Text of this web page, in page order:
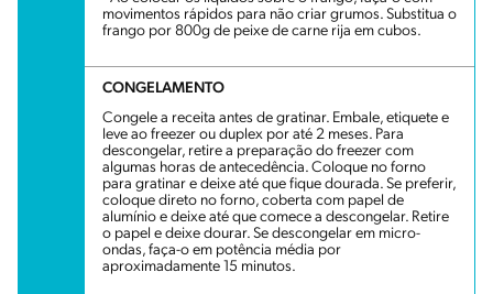
movimentos rápidos para não criar grumos. Substitua o
frango por 800g de peixe de carne rija em cubos.
CONGELAMENTO
Congele a receita antes de gratinar. Embale, etiquete e
leve ao freezer ou duplex por até 2 meses. Para
descongelar, retire a preparação do freezer com
algumas horas de antecedência. Coloque no forno
para gratinar e deixe até que fique dourada. Se preferir,
coloque direto no forno, coberta com papel de
alumínio e deixe até que comece a descongelar. Retire
o papel e deixe dourar. Se descongelar em micro-
ondas, faça-o em potência média por
aproximadamente 15 minutos.